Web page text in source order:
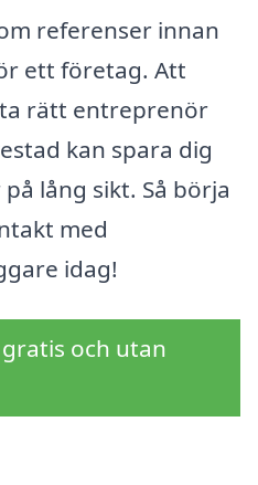
referenser innan
ett företag. Att
rätt entreprenör
kan spara dig
lång sikt. Så börja
med
idag!
och utan